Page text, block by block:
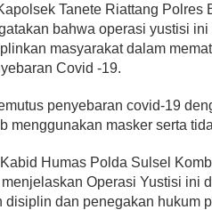
Tanete Riattang Polres
bahwa operasi yustisi
masyarakat dalam
Covid -19.
penyebaran covid-19
menggunakan masker serta
Humas Polda Sulsel
Operasi Yustisi ini
disiplin dan penegakan hukum